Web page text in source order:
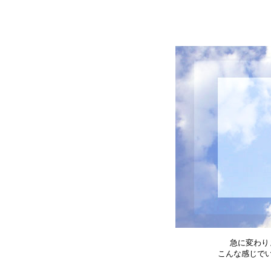
急に変わ
こんな感じで